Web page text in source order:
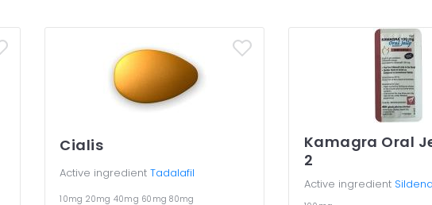
Cialis
Active ingredient Tadalafil
10mg 20mg 40mg 60mg80mg
Kamagra Oral
2
Active ingredient